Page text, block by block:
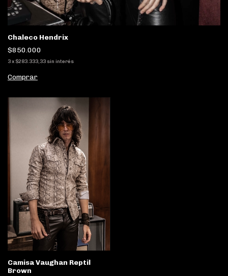
Chaleco Hendrix
$850.000
3x $283.333,33 sin interés
Comprar
Camisa Vaughan Reptil
Brown